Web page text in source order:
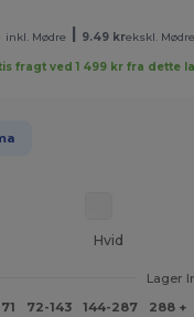
inkl. Mødre 9.49 krekskl. Mødre
fragt ved 1 499 kr fra dette
Hvid
Lager
72-143 144-287 288 +